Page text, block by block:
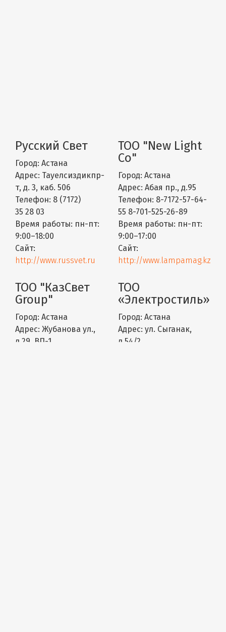
Русский Свет
Город: Астана
Адрес: Тауелсиздикпр-
т, д. 3, каб. 506
Телефон: 8 (7172)
35 28 03
Время работы:
9:00–18:00
Сайт:
http://www.russvet.ru
ТОО "New Light
Co"
Город: Астана
Адрес: Абая пр., д.95
Телефон: 8-7172-57-64-
55 8-701-525-26-89
Время работы:
9:00–17:00
Сайт:
http://www.lampamag.kz
ТОО "КазСвет
Group"
Город: Астана
Адрес: Жубанова ул.,
д.29, ВП-1
ТОО
«Электростиль»
Город: Астана
Адрес: ул. Сыганак,
д.54/2